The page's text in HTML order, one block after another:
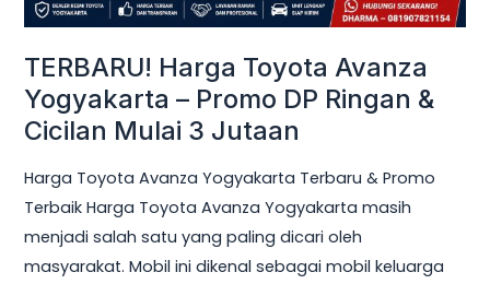
TERBARU! Harga Toyota Avanza
Yogyakarta – Promo DP Ringan &
Cicilan Mulai 3 Jutaan
Harga Toyota Avanza Yogyakarta Terbaru & Promo
Terbaik Harga Toyota Avanza Yogyakarta masih
menjadi salah satu yang paling dicari oleh
masyarakat. Mobil ini dikenal sebagai mobil keluarga
&
Mulai
3
Jutaan